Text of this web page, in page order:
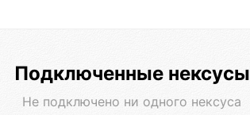
Подключенные нексусы
Не подключено ни одного нексуса